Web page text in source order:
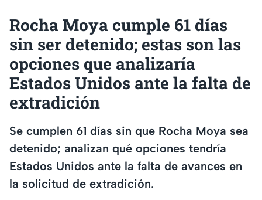
Rocha Moya cumple 61 días
sin ser detenido; estas son las
opciones que analizaría
Estados Unidos ante la falta de
extradición
Se cumplen 61 días sin que Rocha Moya sea
detenido; analizan qué opciones tendría
Estados Unidos ante la falta de avances en
la solicitud de extradición.